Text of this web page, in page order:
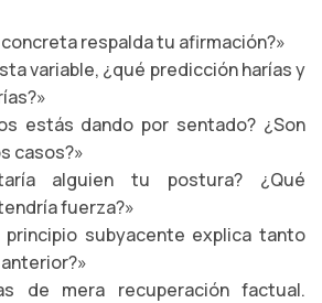
respalda tu afirmación?»
variable, ¿qué predicción harías y
estás dando por sentado? ¿Son
casos?»
alguien tu postura? ¿Qué
fuerza?»
subyacente explica tanto
de mera recuperación factual.